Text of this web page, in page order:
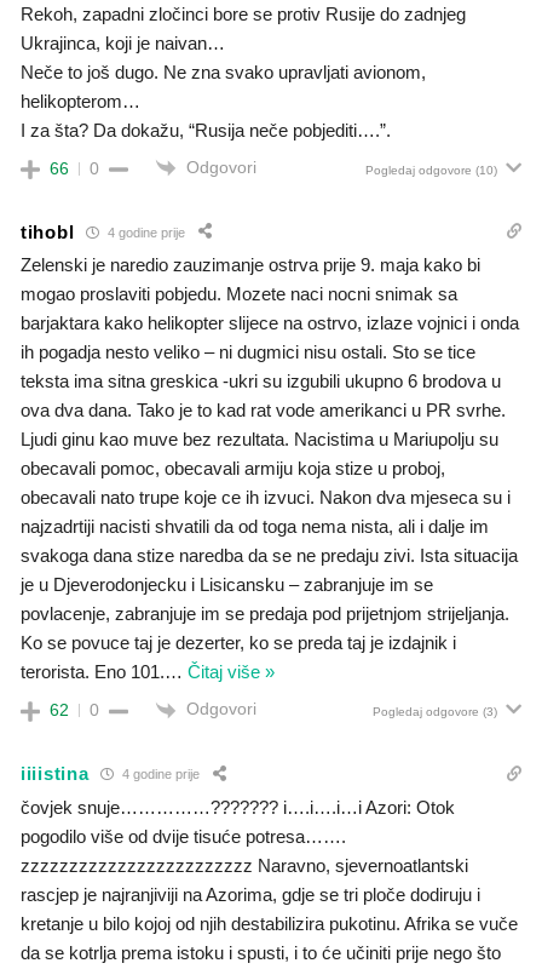
Rekoh, zapadni zločinci bore se protiv Rusije do zadnjeg
Ukrajinca, koji je naivan…
Neče to još dugo. Ne zna svako upravljati avionom,
helikopterom…
I za šta? Da dokažu, “Rusija neče pobjediti….”.
66 0 Odgovori Pogledaj odgovore (10)
tihobl 4 godine prije
Zelenski je naredio zauzimanje ostrva prije 9. maja kako bi
mogao proslaviti pobjedu. Mozete naci nocni snimak sa
barjaktara kako helikopter slijece na ostrvo, izlaze vojnici i onda
ih pogadja nesto veliko – ni dugmici nisu ostali. Sto se tice
teksta ima sitna greskica -ukri su izgubili ukupno 6 brodova u
ova dva dana. Tako je to kad rat vode amerikanci u PR svrhe.
Ljudi ginu kao muve bez rezultata. Nacistima u Mariupolju su
obecavali pomoc, obecavali armiju koja stize u proboj,
obecavali nato trupe koje ce ih izvuci. Nakon dva mjeseca su i
najzadrtiji nacisti shvatili da od toga nema nista, ali i dalje im
svakoga dana stize naredba da se ne predaju zivi. Ista situacija
je u Djeverodonjecku i Lisicansku – zabranjuje im se
povlacenje, zabranjuje im se predaja pod prijetnjom strijeljanja.
Ko se povuce taj je dezerter, ko se preda taj je izdajnik i
terorista. Eno 101.… Čitaj više »
62 0 Odgovori Pogledaj odgovore (3)
iiiistina 4 godine prije
čovjek snuje……………??????? i….i….i…i Azori: Otok
pogodilo više od dvije tisuće potresa…….
zzzzzzzzzzzzzzzzzzzzzzzz Naravno, sjevernoatlantski
rascjep je najranjiviji na Azorima, gdje se tri ploče dodiruju i
kretanje u bilo kojoj od njih destabilizira pukotinu. Afrika se vuče
da se kotrlja prema istoku i spusti, i to će učiniti prije nego što